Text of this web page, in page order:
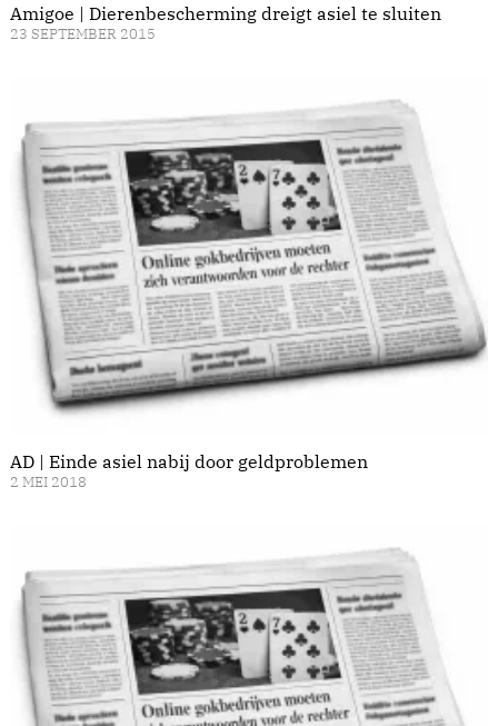
Amigoe | Dierenbescherming dreigt asiel te sluiten
23 SEPTEMBER 2015
AD | Einde asiel nabij door geldproblemen
2 MEI 2018